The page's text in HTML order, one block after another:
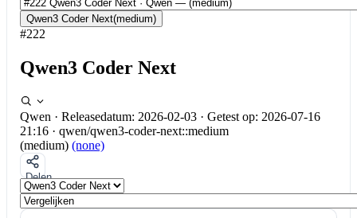
Qwen3 Coder Next(medium)
#222
Qwen3 Coder Next
Qwen · Releasedatum: 2026-02-03 · Getest op: 2026-07-16
21:16 · qwen/qwen3-coder-next::medium
(medium) (none)
Delen